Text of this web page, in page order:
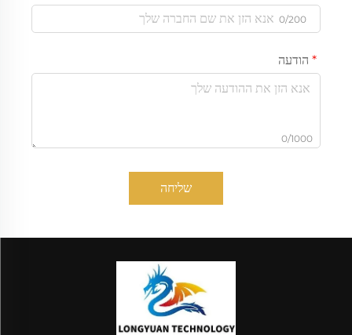
0/200
הודעה
0/1000
שליחה